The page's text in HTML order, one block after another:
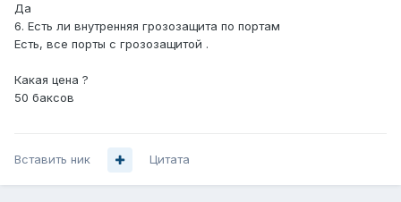
Да
6. Есть ли внутренняя грозозащита по портам
Есть, все порты с грозозащитой .
Какая цена ?
50 баксов
Вставить ник Цитата